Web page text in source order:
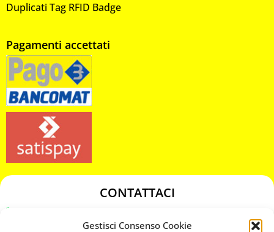
Gestisci Consenso Cookie
Duplicati Tag RFID Badge
Pagamenti accettati
CONTATTACI